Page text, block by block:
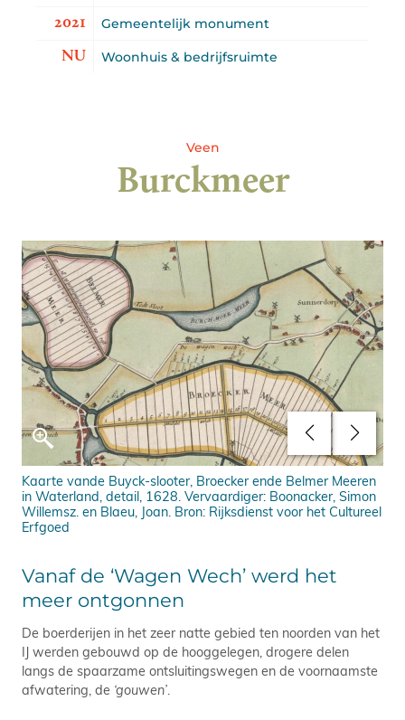
2021 Gemeentelijk monument
NU Woonhuis & bedrijfsruimte
Veen
Burckmeer
Kaarte vande Buyck-slooter, Broecker ende Belmer Meeren
in Waterland, detail, 1628. Vervaardiger: Boonacker, Simon
Willemsz. en Blaeu, Joan. Bron: Rijksdienst voor het Cultureel
Erfgoed
Vanaf de ‘Wagen Wech’ werd het
meer ontgonnen
De boerderijen in het zeer natte gebied ten noorden van het
IJ werden gebouwd op de hooggelegen, drogere delen
langs de spaarzame ontsluitingswegen en de voornaamste
afwatering, de ‘gouwen’.